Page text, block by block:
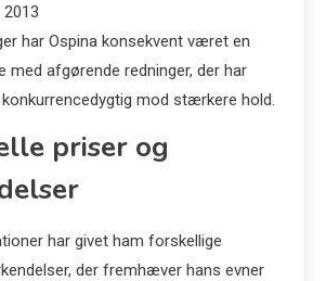
2013
har Ospina konsekvent været en
med afgørende redninger, der har
mod stærkere hold.
priser og
har givet ham forskellige
der fremhæver hans evner